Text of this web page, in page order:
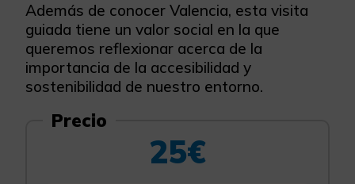
Además de conocer Valencia, esta visita
guiada tiene un valor social en la que
queremos reflexionar acerca de la
importancia de la accesibilidad y
sostenibilidad de nuestro entorno.
Precio
25€